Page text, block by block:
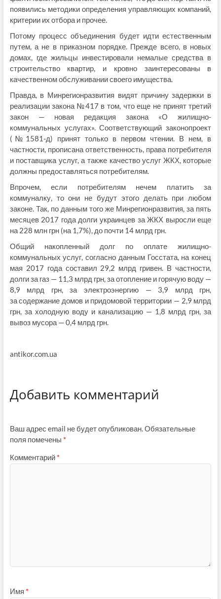
появились методики определения управляющих компаний,
критерии их отбора и прочее.
Потому процесс объединения будет идти естественным
путем, а не в приказном порядке. Прежде всего, в новых
домах, где жильцы инвестировали немалые средства в
строительство квартир, и кровно заинтересованы в
качественном обслуживании своего имущества.
Правда, в Минрегионразвития видят причину задержки в
реализации закона №417 в том, что еще не принят третий
закон — новая редакция закона «О жилищно-
коммунальных услугах». Соответствующий законопроект
(№1581-д) принят только в первом чтении. В нем, в
частности, прописана ответственность, права потребителя
и поставщика услуг, а также качество услуг ЖКХ, которые
должны предоставляться потребителям.
Впрочем, если потребителям нечем платить за
коммуналку, то они не будут этого делать при любом
законе. Так, по данным того же Минрегионразвития, за пять
месяцев 2017 года долги украинцев за ЖКХ выросли еще
на 228 млн грн (на 1,7%), до почти 14 млрд грн.
Общий накопленный долг по оплате жилищно-
коммунальных услуг, согласно данным Госстата, на конец
мая 2017 года составил 29,2 млрд гривен. В частности,
долги за газ — 11,3 млрд грн, за отопление и горячую воду —
8,9 млрд грн, за электроэнергию — 3,9 млрд грн,
за содержание домов и придомовой территории — 2,9 млрд
грн, за холодную воду и канализацию — 1,8 млрд грн, за
вывоз мусора — 0,4 млрд грн.
antikor.com.ua
Добавить комментарий
Ваш адрес email не будет опубликован.Обязательные
поля помечены *
Комментарий *
Имя *